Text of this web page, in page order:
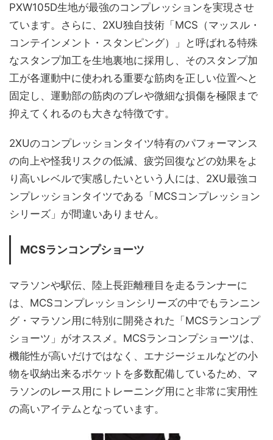
PXW105D生地が最強のコンプレッションを実現させ
ています。さらに、2XU独自技術「MCS（マッスル・
コンテインメント・スタンピング）」と呼ばれる特殊
なスタンプ加工を生地裏地に採用し、そのスタンプ加
工が各運動中に使われる重要な筋肉を正しい位置へと
固定し、運動部の筋肉のブレや微細な損傷を極限まで
抑えてくれるのも大きな特徴です。
2XUのコンプレッションタイツ特有のパフォーマンス
の向上や怪我リスクの低減、疲労回復などの効果をよ
り高いレベルで実感したいという人には、2XU最強コ
ンプレッションタイツである「MCSコンプレッション
シリーズ」が間違いありません。
MCSランコンプショーツ
マラソンや駅伝、陸上長距離種目を走るランナーに
は、MCSコンプレッションシリーズの中でもランニン
グ・マラソン用に特別に開発された「MCSランコンプ
ショーツ」がオススメ。MCSランコンプショーツは、
機能性が高いだけではなく、エナジージェルなどの小
物を収納出来るポケットを多数配備しているため、マ
ラソンのレース用にトレーニング用にと非常に実用性
の高いアイテムとなっています。